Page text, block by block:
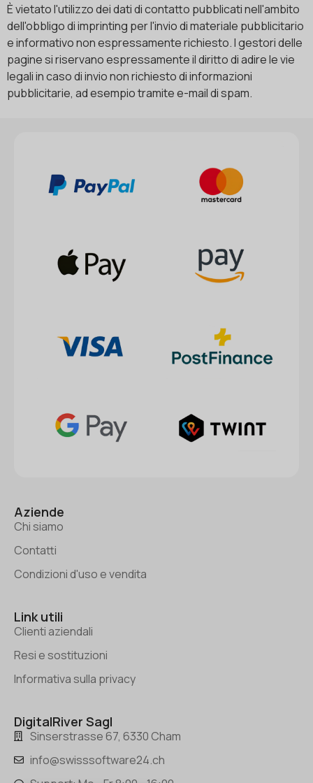
È vietato l'utilizzo dei dati di contatto pubblicati nell'ambito
dell'obbligo di imprinting per l'invio di materiale pubblicitario
e informativo non espressamente richiesto. I gestori delle
pagine si riservano espressamente il diritto di adire le vie
legali in caso di invio non richiesto di informazioni
pubblicitarie, ad esempio tramite e-mail di spam.
Aziende
Chi siamo
Contatti
Condizioni d'uso e vendita
Link utili
Clienti aziendali
Resi e sostituzioni
Informativa sulla privacy
DigitalRiver Sagl
Sinserstrasse 67, 6330 Cham
info@swisssoftware24.ch